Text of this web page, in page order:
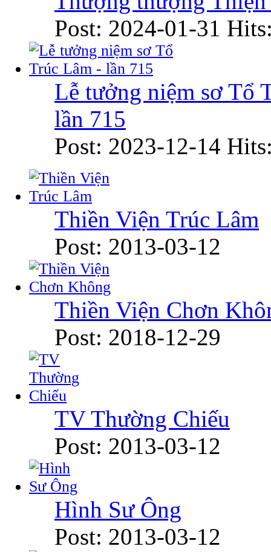
Post: 2024-01-31
Lễ tưởng niệm sơ Tổ
lần 715
Post: 2023-12-14
Thiền Viện Trúc Lâm
Post: 2013-03-12
Thiền Viện Chơn
Post: 2018-12-29
TV Thường Chiếu
Post: 2013-03-12
Hình Sư Ông
Post: 2013-03-12